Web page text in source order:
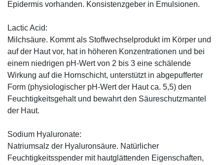
Epidermis vorhanden. Konsistenzgeber in Emulsionen.
Lactic Acid:
Milchsäure. Kommt als Stoffwechselprodukt im Körper und
auf der Haut vor, hat in höheren Konzentrationen und bei
einem niedrigen pH-Wert von 2 bis 3 eine schälende
Wirkung auf die Hornschicht, unterstützt in abgepufferter
Form (physiologischer pH-Wert der Haut ca. 5,5) den
Feuchtigkeitsgehalt und bewahrt den Säureschutzmantel
der Haut.
Sodium Hyaluronate:
Natriumsalz der Hyaluronsäure. Natürlicher
Feuchtigkeitsspender mit hautglättenden Eigenschaften,